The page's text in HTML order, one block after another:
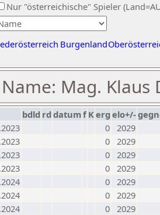
Nur "österreichische" Spieler
Burgenland
Mag. Klaus
bdld rd datumf Kerg elo+/-
0 2029
0 2029
0 2029
0 2029
0 2029
0 2029
0 2029